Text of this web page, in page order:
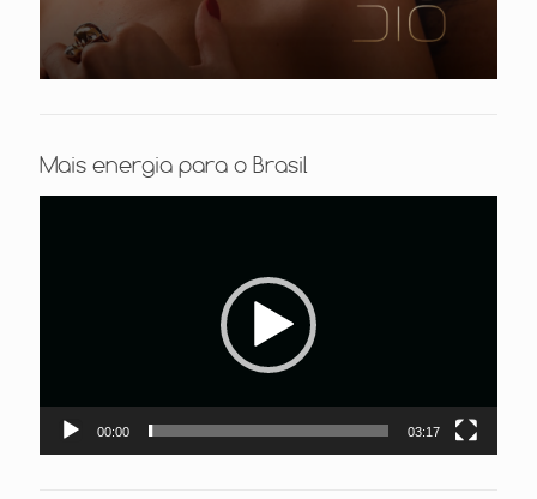
Mais energia para o Brasil
00:00 03:17